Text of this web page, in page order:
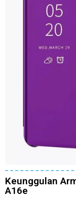
Keunggulan
A16e